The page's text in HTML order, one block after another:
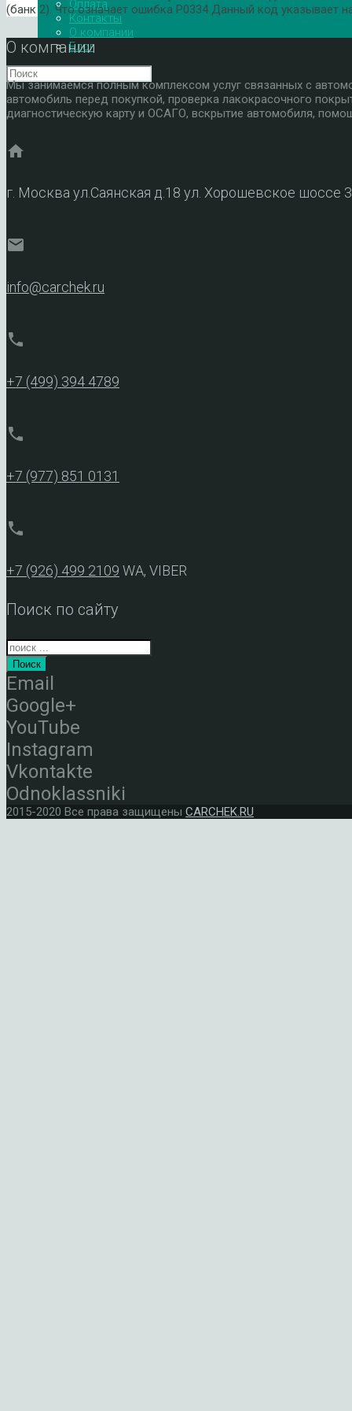
Оплата
Контакты
О компании
Блог
(банк 2). Что означает ошибка P0334 Данный код указывает
О компании
Мы занимаемся полным комплексом услуг связанных с
автомобиль перед покупкой, проверка лакокрасочного
диагностическую карту и ОСАГО, вскрытие автомобиля,
home
г. Москва ул.Саянская д.18 ул. Хорошевское шоссе
mail
info@carchek.ru
phone
+7 (499) 394 4789
phone
+7 (977) 851 0131
phone
+7 (926) 499 2109 WA, VIBER
Поиск по сайту
Поиск
Email
Google+
YouTube
Instagram
Vkontakte
Odnoklassniki
2015-2020 Все права защищены CARCHEK.RU